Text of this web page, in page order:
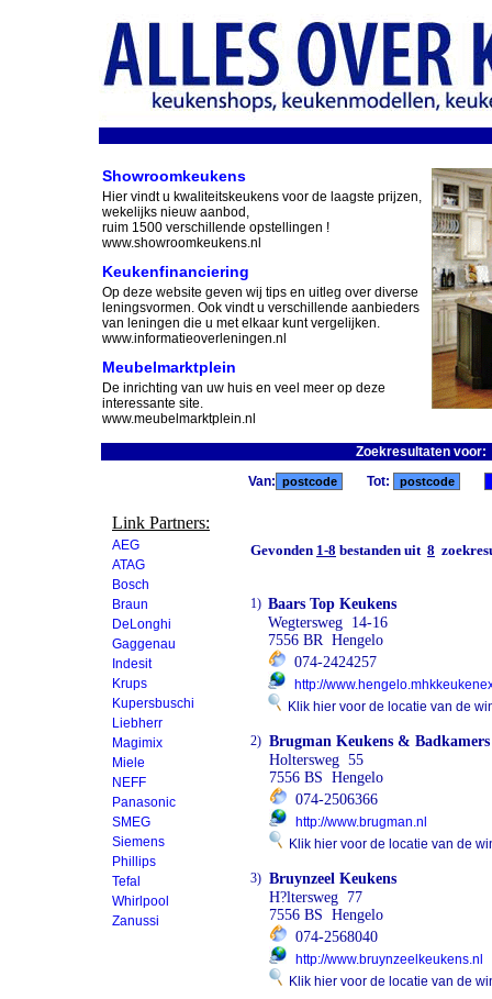
Showroomkeukens
Hier vindt u kwaliteitskeukens voor de laagste prijzen,
wekelijks nieuw aanbod,
ruim 1500 verschillende opstellingen !
www.showroomkeukens.nl
Keukenfinanciering
Op deze website geven wij tips en uitleg over diverse
leningsvormen. Ook vindt u verschillende aanbieders
van leningen die u met elkaar kunt vergelijken.
www.informatieoverleningen.nl
Meubelmarktplein
De inrichting van uw huis en veel meer op deze
interessante site.
www.meubelmarktplein.nl
Zoekresultaten voor:
Link Partners:
AEG
ATAG
Bosch
Braun
DeLonghi
Gaggenau
Indesit
Krups
Kupersbuschi
Liebherr
Magimix
Miele
NEFF
Panasonic
SMEG
Siemens
Phillips
Tefal
Whirlpool
Zanussi
Van: Tot:
Gevonden 1-8 bestanden uit 8
1) Baars Top Keukens
Wegtersweg 14-16
7556 BR Hengelo
074-2424257
http://
Klik hier voor de locatie van de
2) Brugman Keukens & Badkamers
Holtersweg 55
7556 BS Hengelo
074-2506366
http://www.brugman.nl
Klik hier voor de locatie van de
3) Bruynzeel Keukens
H?ltersweg 77
7556 BS Hengelo
074-2568040
http://www.bruynzeelkeukens.nl
Klik hier voor de locatie van de